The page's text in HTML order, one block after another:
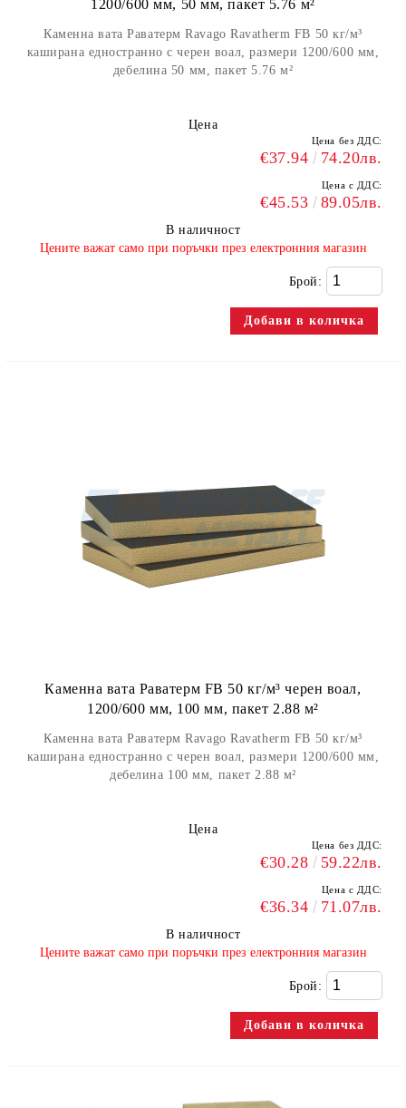
1200/600 мм, 50 мм, пакет 5.76 м²
Каменна вата Раватерм Ravago Ravatherm FB 50 кг/м³
каширана едностранно с черен воал, размери 1200/600 мм,
дебелина 50 мм, пакет 5.76 м²
Цена
Цена без ДДС:
€37.94 74.20лв.
Цена с ДДС:
€45.53 89.05лв.
В наличност
​Цените важат само при поръчки през електронния магазин
Брой:
Каменна вата Раватерм FB 50 кг/м³ черен воал,
1200/600 мм, 100 мм, пакет 2.88 м²
Каменна вата Раватерм Ravago Ravatherm FB 50 кг/м³
каширана едностранно с черен воал, размери 1200/600 мм,
дебелина 100 мм, пакет 2.88 м²
Цена
Цена без ДДС:
€30.28 59.22лв.
Цена с ДДС:
€36.34 71.07лв.
В наличност
​Цените важат само при поръчки през електронния магазин
Брой: